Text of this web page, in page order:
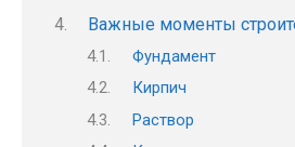
Важные моменты
Фундамент
Кирпич
Раствор